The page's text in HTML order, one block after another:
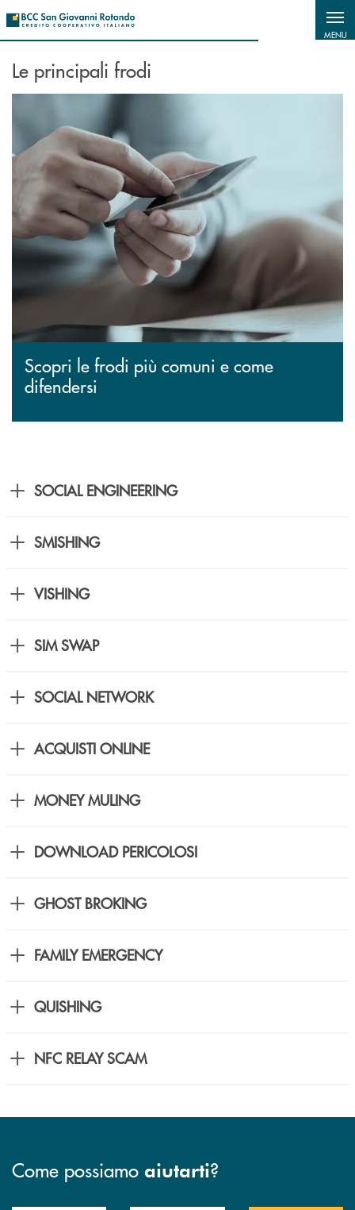
MENU
Le principali frodi
Scopri le frodi più comuni e come
difendersi
SOCIAL ENGINEERING
SMISHING
VISHING
SIM SWAP
SOCIAL NETWORK
ACQUISTI ONLINE
MONEY MULING
DOWNLOAD PERICOLOSI
GHOST BROKING
FAMILY EMERGENCY
QUISHING
NFC RELAY SCAM
Come possiamo aiutarti?